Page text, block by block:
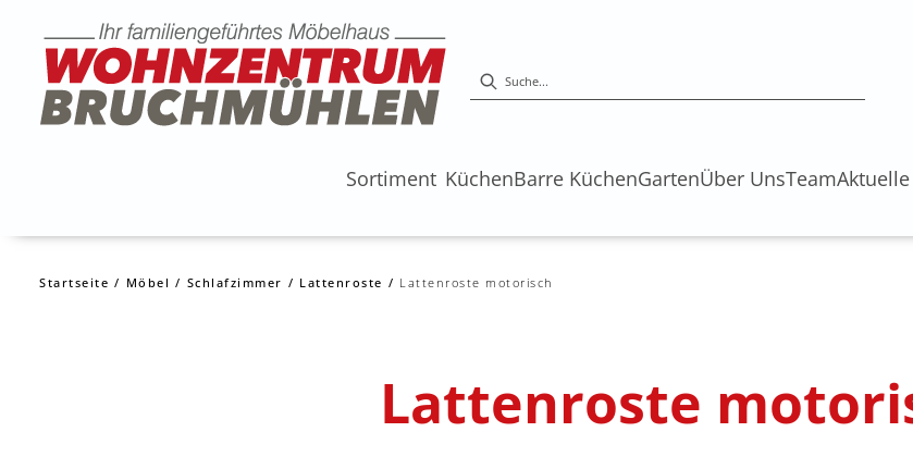
Sortiment KüchenBarre KüchenGartenÜber UnsTeam
Startseite Möbel Schlafzimmer Lattenroste Lattenroste motorisch
Lattenroste